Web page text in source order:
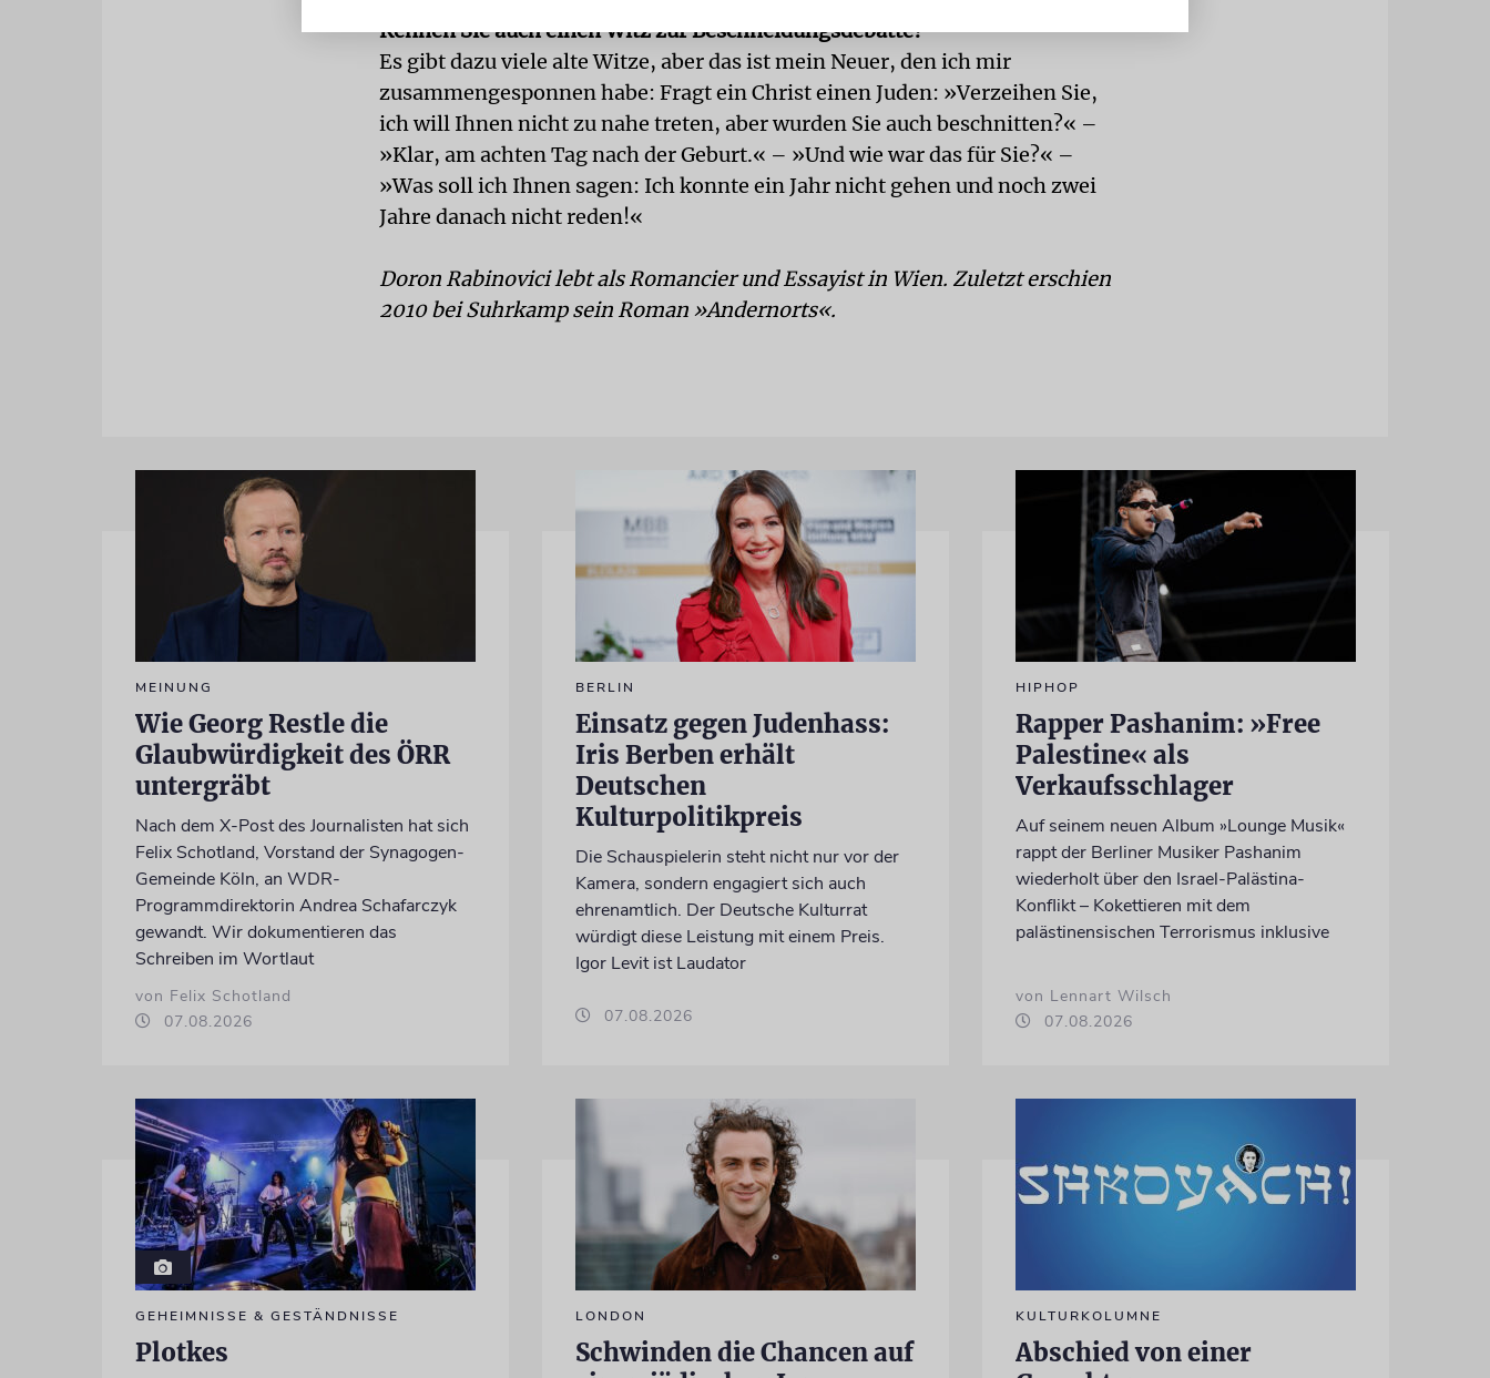
Kennen Sie auch einen Witz zur Beschneidungsdebatte?
Es gibt dazu viele alte Witze, aber das ist mein Neuer, den ich mir
zusammengesponnen habe: Fragt ein Christ einen Juden: »Verzeihen Sie,
ich will Ihnen nicht zu nahe treten, aber wurden Sie auch beschnitten?« –
»Klar, am achten Tag nach der Geburt.« – »Und wie war das für Sie?« –
»Was soll ich Ihnen sagen: Ich konnte ein Jahr nicht gehen und noch zwei
Jahre danach nicht reden!«
Doron Rabinovicilebt als Romancier und Essayist in Wien. Zuletzt erschien
2010 bei Suhrkamp sein Roman »Andernorts«.
MEINUNG
Wie Georg Restle die
Glaubwürdigkeit des ÖRR
untergräbt
Nach dem X-Post des Journalisten hat sich
Felix Schotland, Vorstand der Synagogen-
Gemeinde Köln, an WDR-
Programmdirektorin Andrea Schafarczyk
gewandt. Wir dokumentieren das
Schreiben im Wortlaut
von Felix Schotland
07.08.2026
BERLIN
Einsatz gegen Judenhass:
Iris Berben erhält
Deutschen
Kulturpolitikpreis
Die Schauspielerin steht nicht nur vor der
Kamera, sondern engagiert sich auch
ehrenamtlich. Der Deutsche Kulturrat
würdigt diese Leistung mit einem Preis.
Igor Levit ist Laudator
07.08.2026
HIPHOP
Rapper Pashanim: »Free
Palestine« als
Verkaufsschlager
Auf seinem neuen Album »Lounge Musik«
rappt der Berliner Musiker Pashanim
wiederholt über den Israel-Palästina-
Konflikt – Kokettieren mit dem
palästinensischen Terrorismus inklusive
von Lennart Wilsch
07.08.2026
GEHEIMNISSE & GESTÄNDNISSE
Plotkes
LONDON
Schwinden die Chancen auf
KULTURKOLUMNE
Abschied von einer